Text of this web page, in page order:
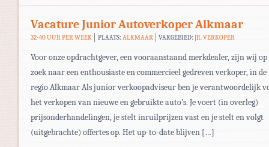
Vacature Junior Autoverkoper Alkmaar
32-40 UUR PER WEEK PLAATS: ALKMAAR VAKGEBIED:JR. VERKOPER
Voor onze opdrachtgever, een vooraanstaand merkdealer, zijn wij op
zoek naar een enthousiaste en commercieel gedreven verkoper, in de
regio Alkmaar Als junior verkoopadviseur ben je verantwoordelijk
het verkopen van nieuwe en gebruikte auto’s. Je voert (in overleg)
prijsonderhandelingen, je stelt inruilprijzen vast en je stelt en volgt
(uitgebrachte) offertes op. Het up-to-date blijven […]